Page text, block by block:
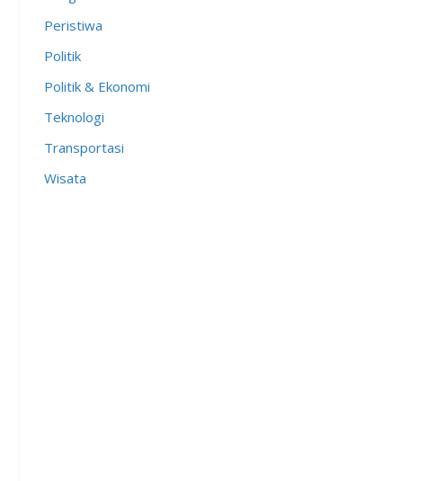
Peristiwa
Politik
Politik & Ekonomi
Teknologi
Transportasi
Wisata